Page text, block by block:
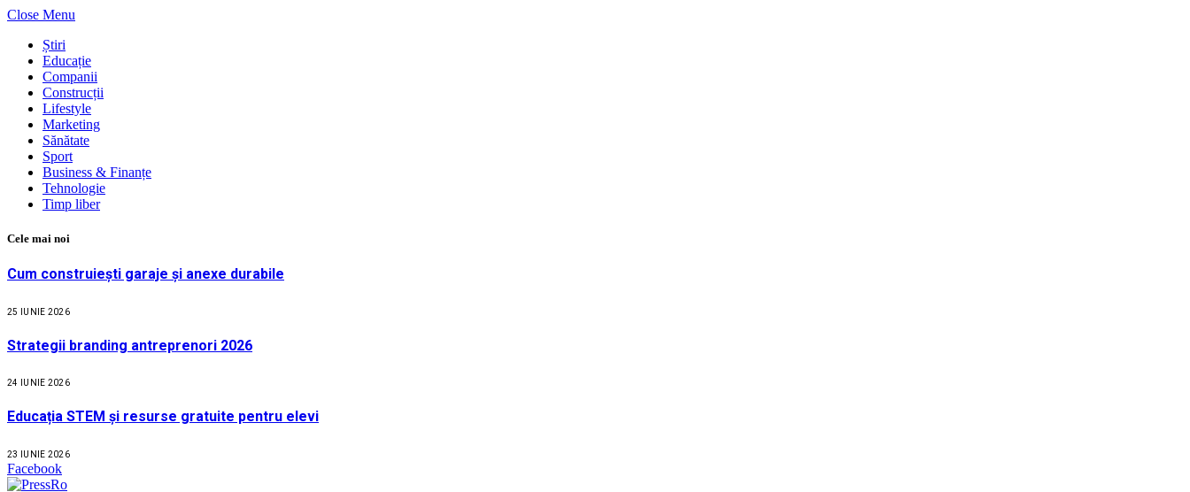
Close Menu
Știri
Educație
Companii
Construcții
Lifestyle
Marketing
Sănătate
Sport
Business & Finanțe
Tehnologie
Timp liber
Cele mai noi
Cum construiești garaje și anexe durabile
25 IUNIE 2026
Strategii branding antreprenori 2026
24 IUNIE 2026
Educația STEM și resurse gratuite pentru elevi
23 IUNIE 2026
Facebook